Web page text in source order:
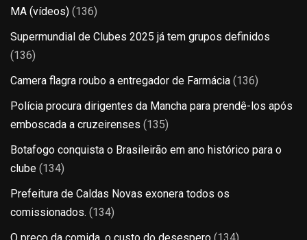
MA (vídeos) (136)
Supermundial de Clubes 2025 já tem grupos definidos
(136)
Camera flagra roubo a entregador de Farmácia (136)
Polícia procura dirigentes da Mancha para prendê-los após
emboscada a cruzeirenses (135)
Botafogo conquista o Brasileirão em ano histórico para o
clube (134)
Prefeitura de Caldas Novas exonera todos os
comissionados. (134)